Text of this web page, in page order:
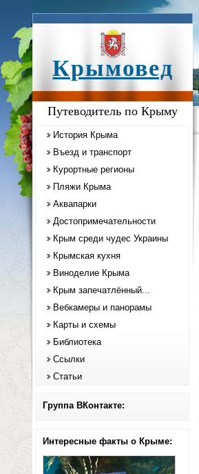
Крымовед
Путеводитель по Крыму
История Крыма
Въезд и транспорт
Курортные регионы
Пляжи Крыма
Аквапарки
Достопримечательности
Крым среди чудес Украины
Крымская кухня
Виноделие Крыма
Крым запечатлённый...
Вебкамеры и панорамы
Карты и схемы
Библиотека
Ссылки
Статьи
Группа ВКонтакте:
Интересные факты о Крыме: